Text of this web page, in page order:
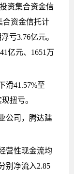
资集合资金信
合资金信托计
亏3.76亿元。
亿元、1651万
滑41.57%至
扭亏。
公司，腾达建
营性现金流均
别净流入2.85